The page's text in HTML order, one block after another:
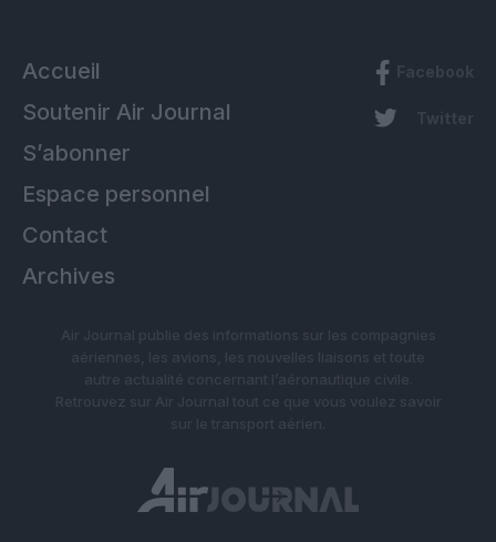
Accueil
Soutenir Air Journal
S’abonner
Espace personnel
Contact
Archives